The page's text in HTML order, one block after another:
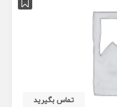
تماس بگیرید